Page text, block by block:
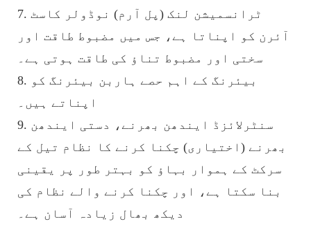
7. ٹرانسمیشن لنک (پل آرم) نوڈولر کاسٹ
آئرن کو اپناتا ہے، جس میں مضبوط طاقت اور
سختی اور مضبوط تناؤ کی طاقت ہوتی ہے۔
8. بیئرنگ کے اہم حصے ہاربن بیئرنگ کو
اپناتے ہیں۔
9. سنٹرلائزڈ ایندھن بھرنے، دستی ایندھن
بھرنے (اختیاری) چکنا کرنے کا نظام تیل کے
سرکٹ کے ہموار بہاؤ کو بہتر طور پر یقینی
بنا سکتا ہے، اور چکنا کرنے والے نظام کی
دیکھ بھال زیادہ آسان ہے۔